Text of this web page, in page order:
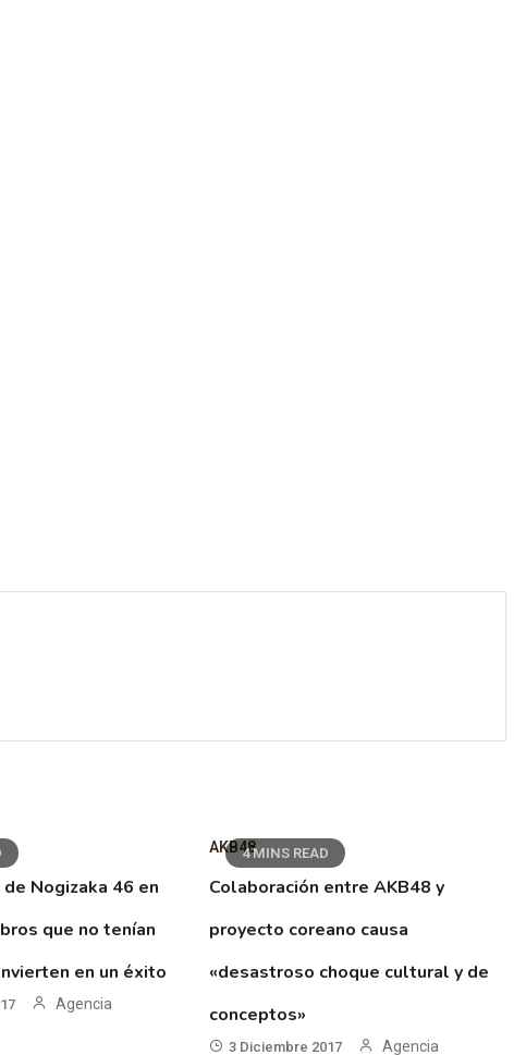
Nogizaka 46 en
que no tenían
en un éxito
Agencia
4 MINS READ
AKB48
Colaboración entre AKB48 y
proyecto coreano causa
«desastroso choque cultural y de
conceptos»
3 Diciembre 2017
Agencia